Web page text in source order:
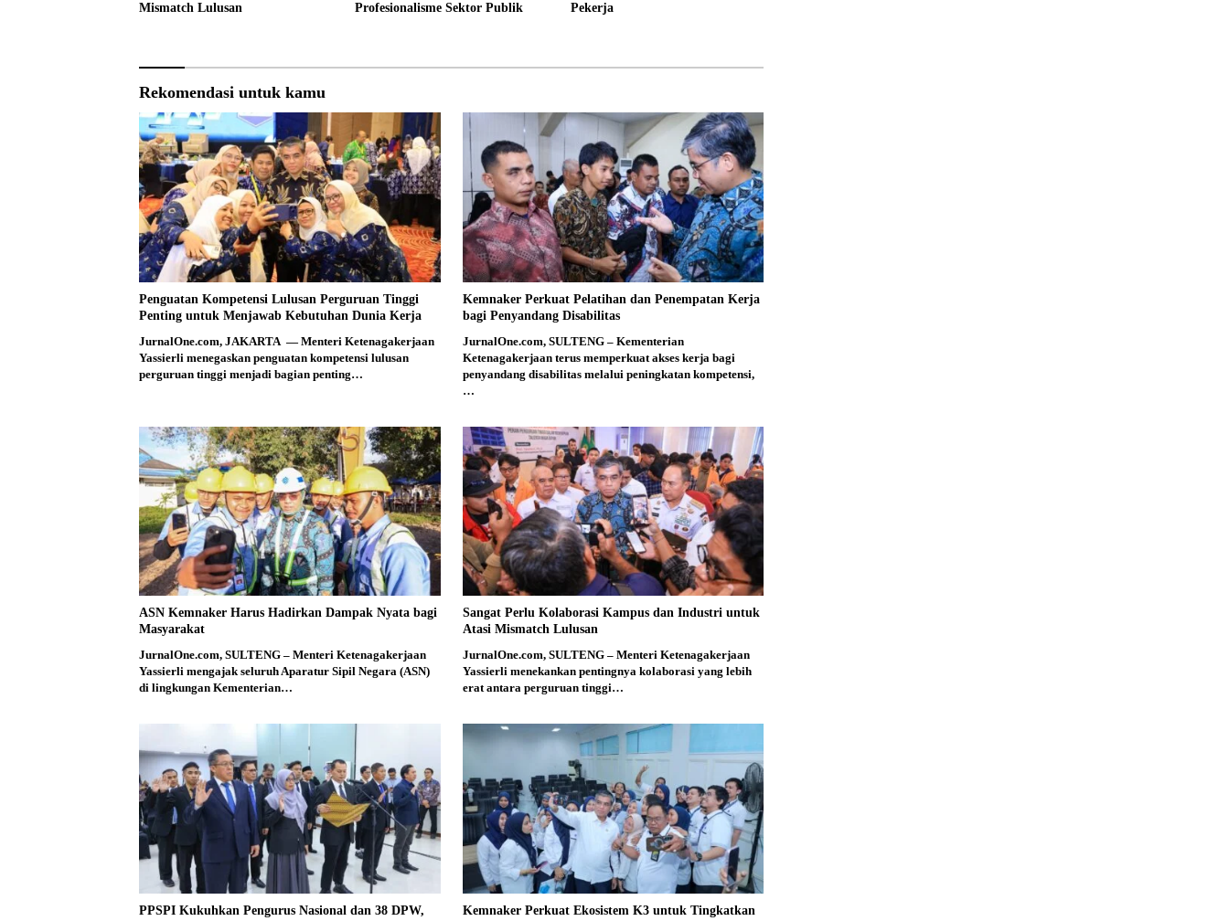
Mismatch Lulusan
Profesionalisme Sektor Publik
Pekerja
Rekomendasi untuk kamu
Penguatan Kompetensi Lulusan Perguruan Tinggi
Penting untuk Menjawab Kebutuhan Dunia Kerja
JurnalOne.com, JAKARTA — Menteri Ketenagakerjaan
Yassierli menegaskan penguatan kompetensi lulusan
perguruan tinggi menjadi bagian penting…
Kemnaker Perkuat Pelatihan dan Penempatan Kerja
bagi Penyandang Disabilitas
JurnalOne.com, SULTENG – Kementerian
Ketenagakerjaan terus memperkuat akses kerja bagi
penyandang disabilitas melalui peningkatan kompetensi,
…
ASN Kemnaker Harus Hadirkan Dampak Nyata bagi
Masyarakat
JurnalOne.com, SULTENG – Menteri Ketenagakerjaan
Yassierli mengajak seluruh Aparatur Sipil Negara (ASN)
di lingkungan Kementerian…
Sangat Perlu Kolaborasi Kampus dan Industri untuk
Atasi Mismatch Lulusan
JurnalOne.com, SULTENG – Menteri Ketenagakerjaan
Yassierli menekankan pentingnya kolaborasi yang lebih
erat antara perguruan tinggi…
PPSPI Kukuhkan Pengurus Nasional dan 38 DPW,
Kemnaker Perkuat Ekosistem K3 untuk Tingkatkan